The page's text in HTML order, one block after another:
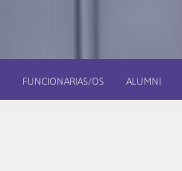
FUNCIONARIAS/OS ALUMNI